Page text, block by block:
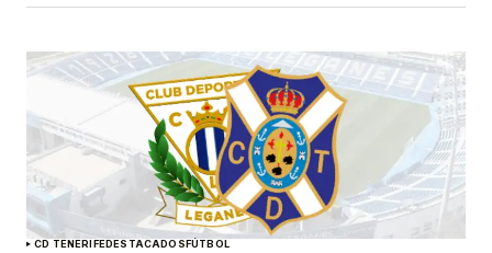
CD TENERIFEDESTACADOSFÚTBOL